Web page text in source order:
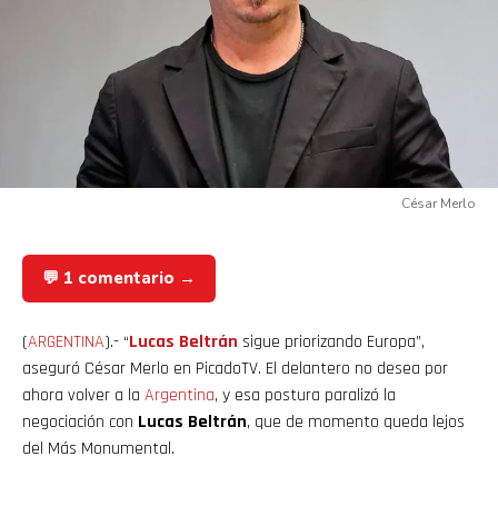
César Merlo
💬 1 comentario →
(ARGENTINA).- “Lucas Beltrán sigue priorizando Europa”,
aseguró César Merlo en PicadoTV. El delantero no desea por
ahora volver a la Argentina, y esa postura paralizó la
negociación con Lucas Beltrán, que de momento queda lejos
del Más Monumental.